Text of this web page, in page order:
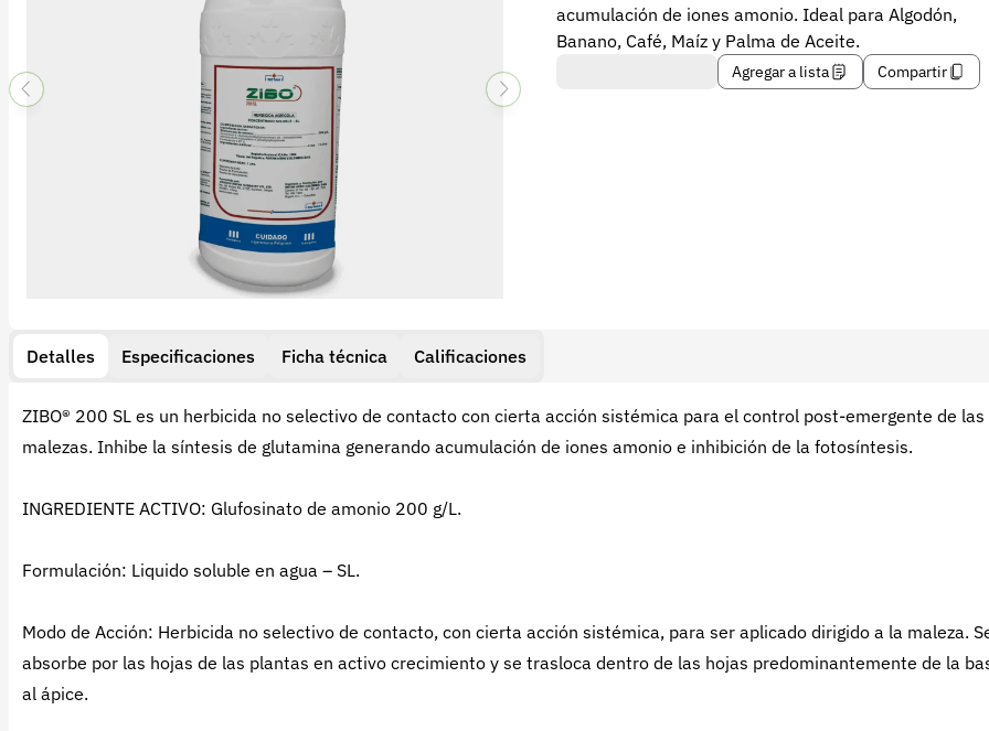
acumulación de iones amonio. Ideal para Algodón,
Banano, Café, Maíz y Palma de Aceite.
Agregar a lista Compartir
Detalles Especificaciones Ficha técnica Calificaciones
ZIBO® 200 SL es un herbicida no selectivo de contacto con cierta acción sistémica para el control post-emergente de las
malezas. Inhibe la síntesis de glutamina generando acumulación de iones amonio e inhibición de la fotosíntesis.
INGREDIENTE ACTIVO: Glufosinato de amonio 200 g/L.
Formulación: Liquido soluble en agua – SL.
Modo de Acción: Herbicida no selectivo de contacto, con cierta acción sistémica, para ser aplicado dirigido a la maleza.
absorbe por las hojas de las plantas en activo crecimiento y se trasloca dentro de las hojas predominantemente de la
al ápice.